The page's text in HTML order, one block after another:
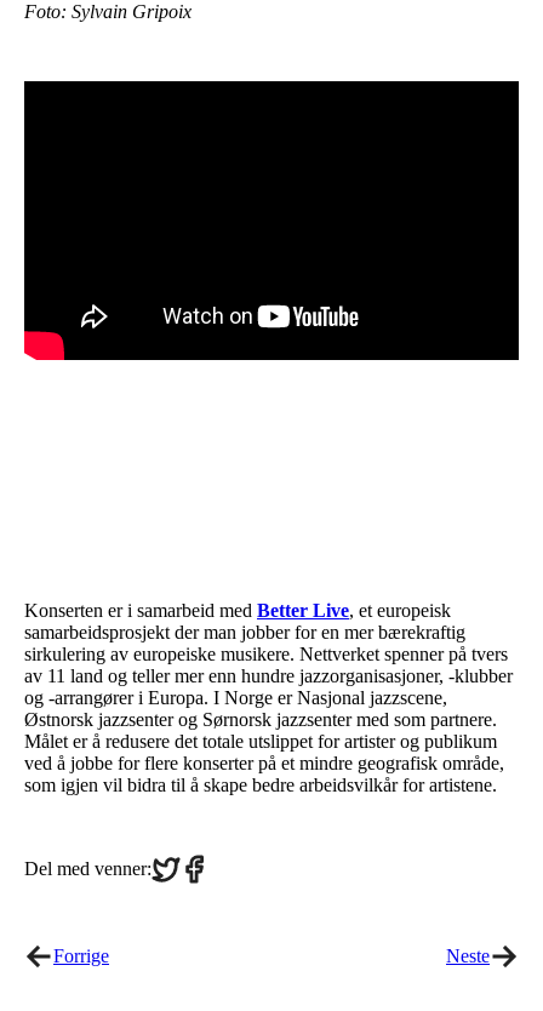
Foto: Sylvain Gripoix
Konserten er i samarbeid med Better Live, et europeisk
samarbeidsprosjekt der man jobber for en mer bærekraftig
sirkulering av europeiske musikere. Nettverket spenner på tvers
av 11 land og teller mer enn hundre jazzorganisasjoner, -klubber
og -arrangører i Europa. I Norge er Nasjonal jazzscene,
Østnorsk jazzsenter og Sørnorsk jazzsenter med som partnere.
Målet er å redusere det totale utslippet for artister og publikum
ved å jobbe for flere konserter på et mindre geografisk område,
som igjen vil bidra til å skape bedre arbeidsvilkår for artistene.
Del med venner:Share
on
Share
on
Forrige Neste